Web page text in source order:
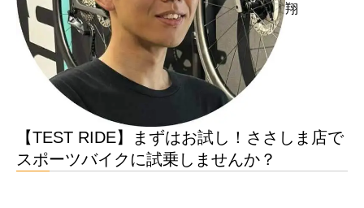
翔
【TEST RIDE】まずはお試し！ささしま店で
スポーツバイクに試乗しませんか？